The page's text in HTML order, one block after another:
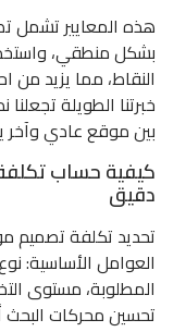
هذه المعايير تشمل
بشكل منطقي،
النقاط، مما يزيد من
خبرتنا الطويلة
بين موقع عادي وآخر
كيفية حساب
دقيق
تحديد تكلفة تصميم
العوامل الأساسية:
المطلوبة، مستوى
تحسين محركات البحث أو